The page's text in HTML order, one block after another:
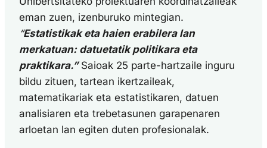
eman zuen, izenburuko mintegian.
“Estatistikak eta haien erabilera lan
merkatuan: datuetatik politikara eta
praktikara.”Saioak 25 parte-hartzaile inguru
bildu zituen, tartean ikertzaileak,
matematikariak eta estatistikaren, datuen
analisiaren eta trebetasunen garapenaren
arloetan lan egiten duten profesionalak.